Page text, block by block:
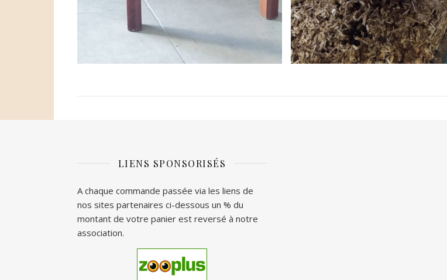
LIENS SPONSORISÉS
A chaque commande passée via les liens de
nos sites partenaires ci-dessous un % du
montant de votre panier est reversé à notre
association.